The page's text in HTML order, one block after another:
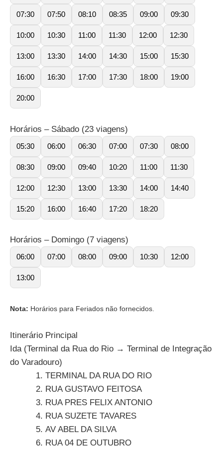
07:30 07:50 08:10 08:35 09:00 09:30
10:00 10:30 11:00 11:30 12:00 12:30
13:00 13:30 14:00 14:30 15:00 15:30
16:00 16:30 17:00 17:30 18:00 19:00
20:00
Horários – Sábado (23 viagens)
05:30 06:00 06:30 07:00 07:30 08:00
08:30 09:00 09:40 10:20 11:00 11:30
12:00 12:30 13:00 13:30 14:00 14:40
15:20 16:00 16:40 17:20 18:20
Horários – Domingo (7 viagens)
06:00 07:00 08:00 09:00 10:30 12:00
13:00
Nota: Horários para Feriados não fornecidos.
Itinerário Principal
Ida (Terminal da Rua do Rio → Terminal de Integração
do Varadouro)
TERMINAL DA RUA DO RIO
RUA GUSTAVO FEITOSA
RUA PRES FELIX ANTONIO
RUA SUZETE TAVARES
AV ABEL DA SILVA
RUA 04 DE OUTUBRO